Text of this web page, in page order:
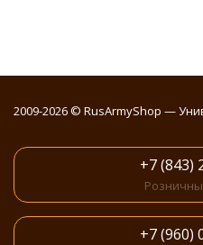
2009-2026 © RusArmyShop —
+7 (843)
+7 (960)